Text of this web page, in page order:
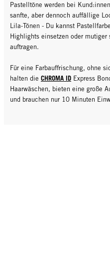
Pastelltöne werden bei
sanfte, aber dennoch auffällige
Lila-Tönen - Du kannst
Highlights einsetzen oder
auftragen.
Für eine Farbauffrischung, ohne
halten die CHROMA ID Express
Haarwäschen, bieten eine große
und brauchen nur 10 Minuten